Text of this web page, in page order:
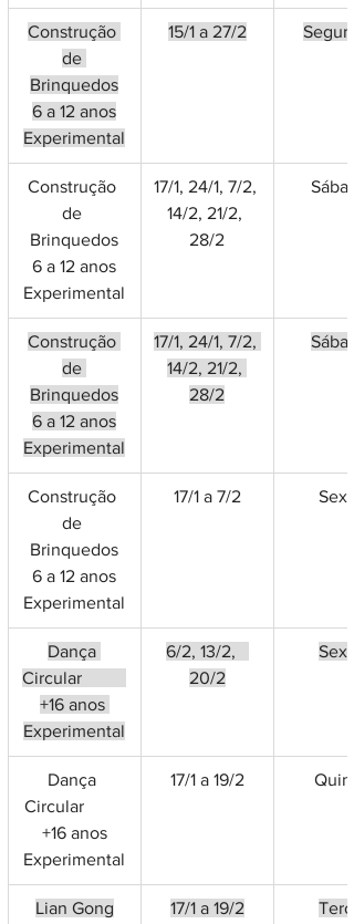
Construção
de
Brinquedos
6 a 12 anos
Experimental
15/1 a 27/2
Construção
de
Brinquedos
6 a 12 anos
Experimental
17/1, 24/1, 7/2,
14/2, 21/2,
28/2
Construção
de
Brinquedos
6 a 12 anos
Experimental
17/1, 24/1, 7/2,
14/2, 21/2,
28/2
Construção
de
Brinquedos
6 a 12 anos
Experimental
17/1 a 7/2 Sexta
Dança
Circular
+16 anos
Experimental
6/2, 13/2,
20/2
Sexta
Dança
Circular
+16 anos
Experimental
17/1 a 19/2
Lian Gong
17/1 a 19/2 Terça